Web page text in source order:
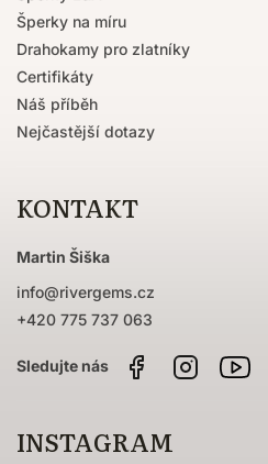
Šperky na míru
Drahokamy pro zlatníky
Certifikáty
Náš příběh
Nejčastější dotazy
KONTAKT
Martin Šiška
info@rivergems.cz
+420 775 737 063
FacebookInstagram
INSTAGRAM